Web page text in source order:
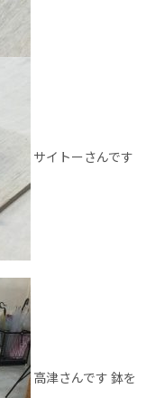
サイトーさんです
高津さんです 鉢を